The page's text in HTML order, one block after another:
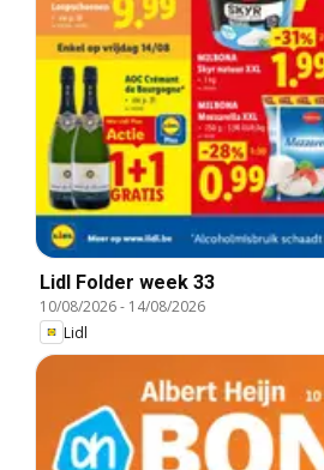
Lidl Folder week 33
10/08/2026- 14/08/2026
Lidl